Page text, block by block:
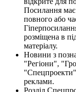
Посилання має
повного або
розміщена в
матеріалу.
Новини з
"Регіони",
реклами.
Розділ